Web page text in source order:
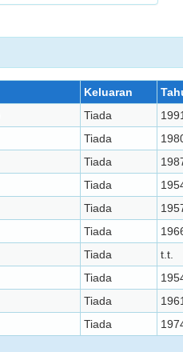
Keluaran
Tiada 1991
Tiada
Tiada
Tiada
Tiada
Tiada
Tiada
t.t.
Tiada
Tiada
1961
Tiada